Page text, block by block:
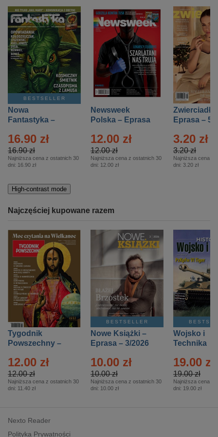
BESTSELLER
Nowa
Fantastyka –
16.90 zł
16.90 zł
Najniższa cena z ostatnich 30
dni: 16.90 zł
Newsweek
Polska – Eprasa
12.00 zł
12.00 zł
Najniższa cena z ostatnich 30
dni: 12.00 zł
Zwierciadło
Eprasa – 5/
3.20 zł
3.20 zł
Najniższa cena z
dni: 3.20 zł
High-contrast mode
Najczęściej kupowane razem
Tygodnik
Powszechny –
12.00 zł
12.00 zł
Najniższa cena z ostatnich 30
dni: 11.40 zł
BESTSELLER
Nowe Książki –
Eprasa – 3/2026
10.00 zł
10.00 zł
Najniższa cena z ostatnich 30
dni: 10.00 zł
Wojsko i
Technika
– 2/2026
19.00 zł
19.00 zł
Najniższa cena z
dni: 19.00 zł
Nexto Reader
Polityka Prywatności